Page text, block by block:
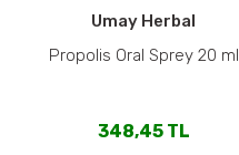
Umay Herbal
Propolis Oral Sprey 20 ml
348,45 TL